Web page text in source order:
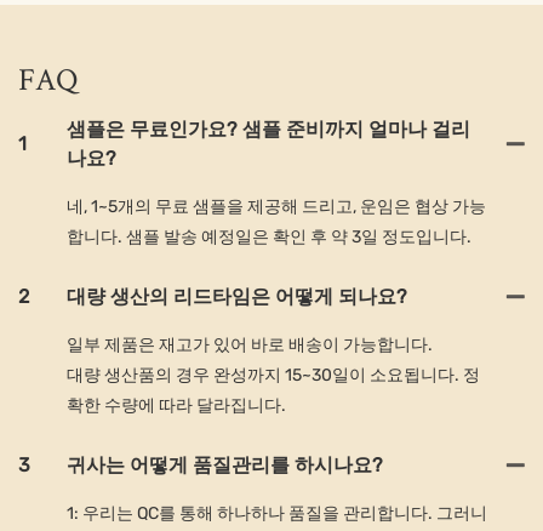
FAQ
1
샘플은 무료인가요? 샘플 준비까지 얼마나 걸리
나요?
네, 1~5개의 무료 샘플을 제공해 드리고, 운임은 협상 가능
합니다. 샘플 발송 예정일은 확인 후 약 3일 정도입니다.
2 대량 생산의 리드타임은 어떻게 되나요?
일부 제품은 재고가 있어 바로 배송이 가능합니다.
대량 생산품의 경우 완성까지 15~30일이 소요됩니다. 정
확한 수량에 따라 달라집니다.
3 귀사는 어떻게 품질관리를 하시나요?
1: 우리는 QC를 통해 하나하나 품질을 관리합니다. 그러니